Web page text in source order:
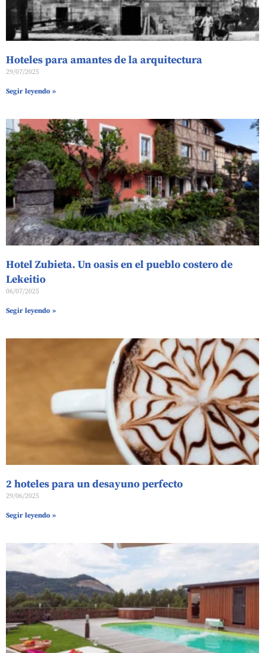
Hoteles para amantes de la arquitectura
29/07/2025
Segir leyendo »
Hotel Zubieta. Un oasis en el pueblo costero de
Lekeitio
06/07/2025
Segir leyendo »
2 hoteles para un desayuno perfecto
29/06/2025
Segir leyendo »